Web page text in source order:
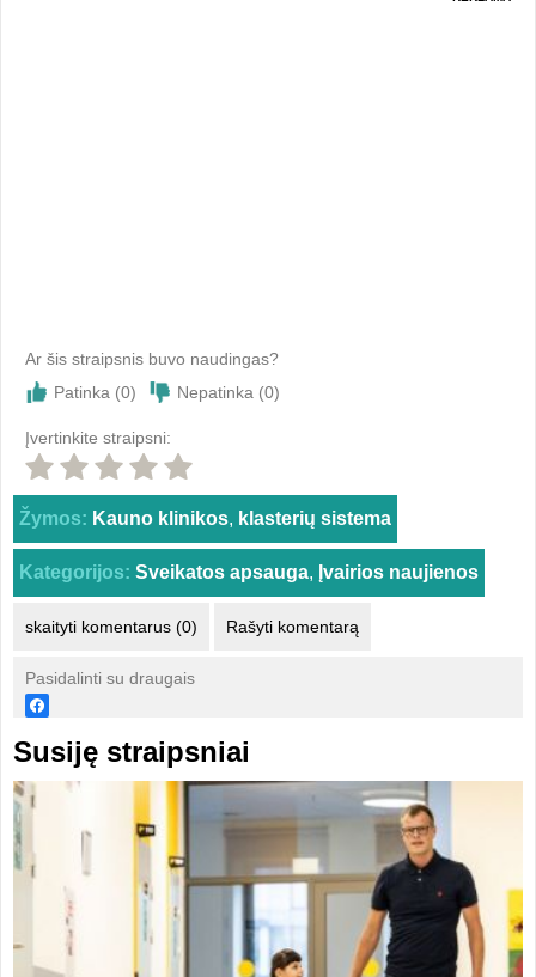
Ar šis straipsnis buvo naudingas?
Patinka (0) Nepatinka (0)
Įvertinkite straipsni:
Žymos: Kauno klinikos, klasterių sistema
Kategorijos: Sveikatos apsauga, Įvairios naujienos
skaityti komentarus (0) Rašyti komentarą
Pasidalinti su draugais
Susiję straipsniai